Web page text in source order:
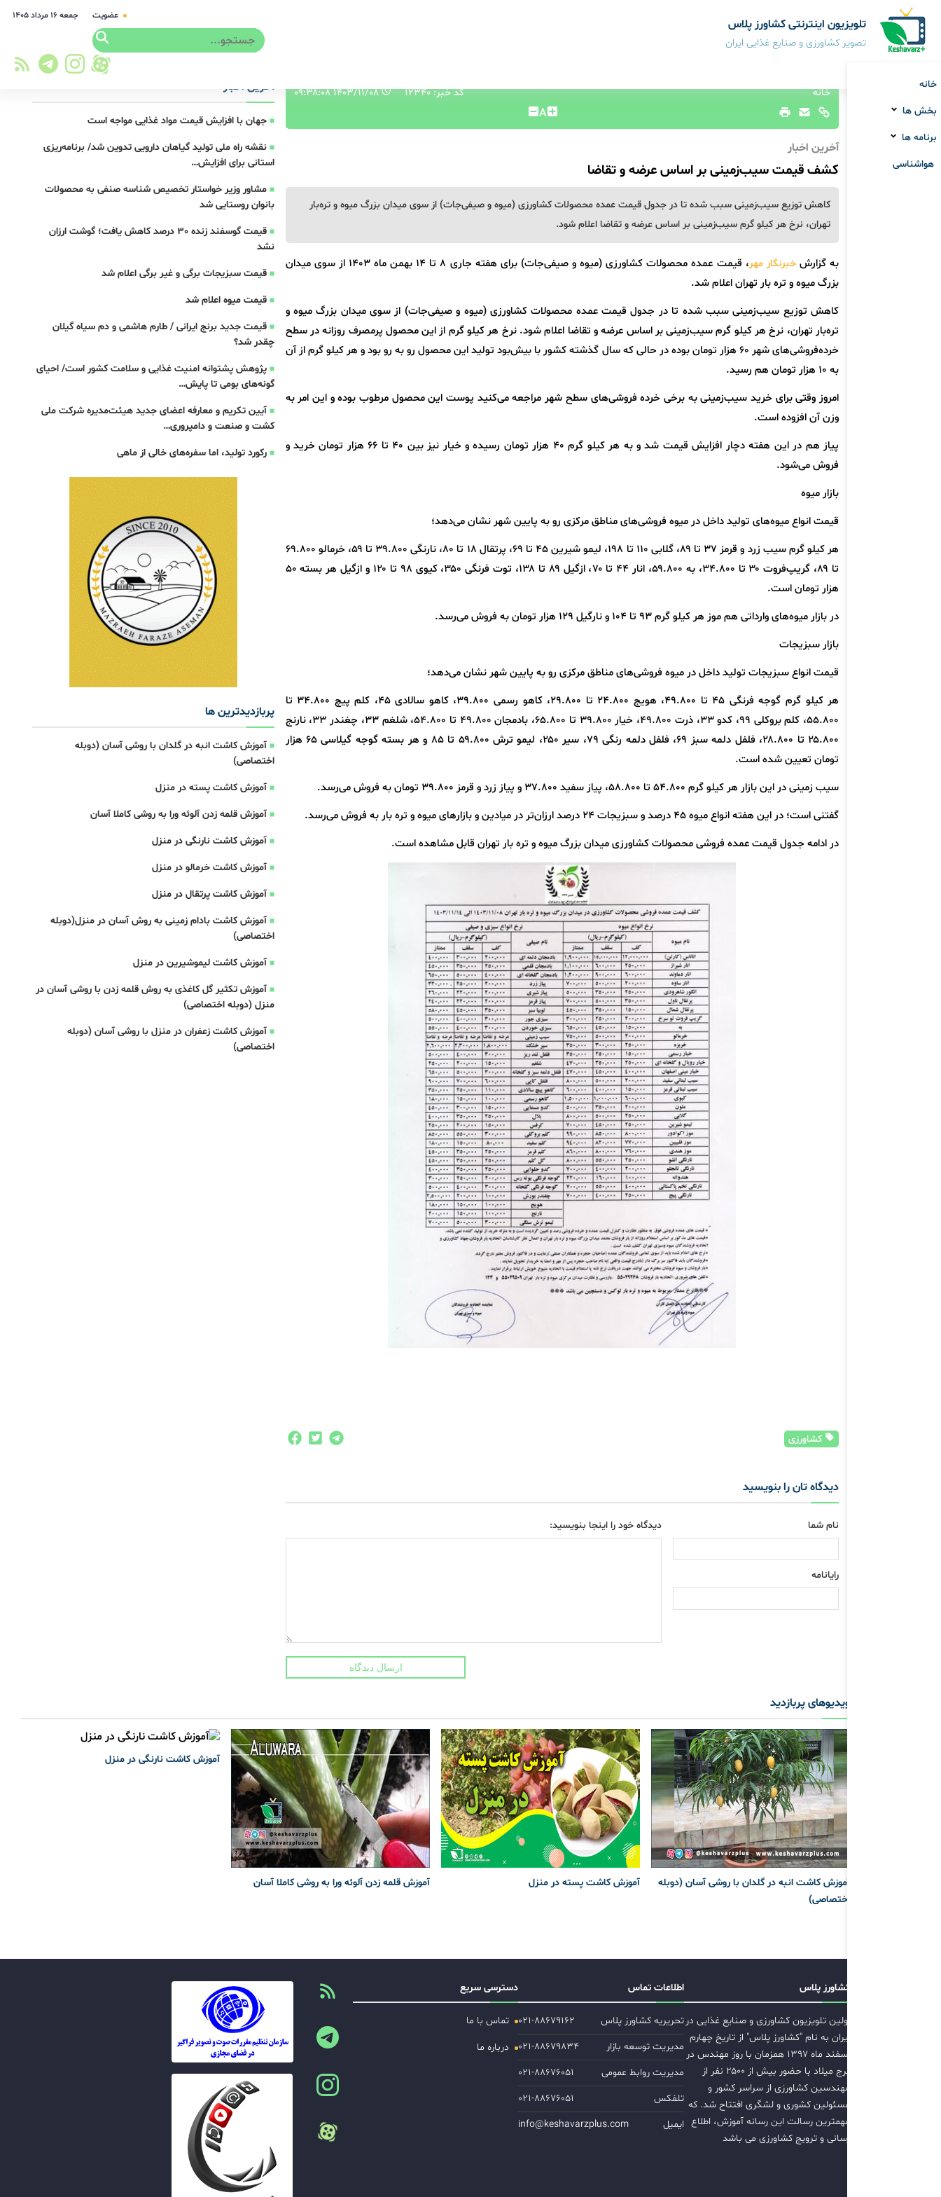
تلویزیون اینترنتی کشاورز پلاس
تصویر کشاورزی و صنایع غذایی ایران
عضویت جمعه ۱۶ مرداد ۱۴۰۵
خانه
بخش ها
برنامه ها
هواشناسی
خانه کد خبر: 12340 ۱۴۰۳/۱۱/۰۸ ۰۹:۳۸:۰۸
A
آخرین اخبار
کشف قیمت سیب‌زمینی بر اساس عرضه و تقاضا
کاهش توزیع سیب‌زمینی سبب شده تا در جدول قیمت عمده محصولات کشاورزی (میوه و صیفی‌جات) از سوی میدان بزرگ میوه و تره‌بار
تهران، نرخ هر کیلو گرم سیب‌زمینی بر اساس عرضه و تقاضا اعلام شود.
به گزارش خبرنگار مهر
، قیمت عمده محصولات کشاورزی (میوه و صیفی‌جات) برای هفته جاری ۸ تا ۱۴ بهمن ماه ۱۴۰۳ از سوی میدان
بزرگ میوه و تره بار تهران اعلام شد.
کاهش توزیع سیب‌زمینی سبب شده تا در جدول قیمت عمده محصولات کشاورزی (میوه و صیفی‌جات) از سوی میدان بزرگ میوه و
تره‌بار تهران، نرخ هر کیلو گرم سیب‌زمینی بر اساس عرضه و تقاضا اعلام شود. نرخ هر کیلو گرم از این محصول پرمصرف روزانه در سطح
خرده‌فروشی‌های شهر ۶۰ هزار تومان بوده در حالی که سال گذشته کشور با بیش‌بود تولید این محصول رو به رو بود و هر کیلو گرم از آن
به ۱۰ هزار تومان هم رسید.
امروز وقتی برای خرید سیب‌زمینی به برخی خرده فروشی‌های سطح شهر مراجعه می‌کنید پوست این محصول مرطوب بوده و این امر به
وزن آن افزوده است.
پیاز هم در این هفته دچار افزایش قیمت شد و به هر کیلو گرم ۴۰ هزار تومان رسیده و خیار نیز بین ۴۰ تا ۶۶ هزار تومان خرید و
فروش می‌شود.
بازار میوه
قیمت انواع میوه‌های تولید داخل در میوه فروشی‌های مناطق مرکزی رو به پایین شهر نشان می‌دهد؛
هر کیلو گرم سیب زرد و قرمز ۳۷ تا ۸۹، گلابی ۱۱۰ تا ۱۹۸، لیمو شیرین ۴۵ تا ۶۹، پرتقال ۱۸ تا ۸۰، نارنگی ۳۹.۸۰۰ تا ۵۹، خرمالو ۶۹.۸۰۰
تا ۸۹، گریپ‌فروت ۳۰ تا ۳۴.۸۰۰، به ۵۹.۸۰۰، انار ۴۴ تا ۷۰، ازگیل ۸۹ تا ۱۳۸، توت فرنگی ۳۵۰، کیوی ۹۸ تا ۱۲۰ و ازگیل هر بسته ۵۰
هزار تومان است.
در بازار میوه‌های وارداتی هم موز هر کیلو گرم ۹۳ تا ۱۰۴ و نارگیل ۱۲۹ هزار تومان به فروش می‌رسد.
بازار سبزیجات
قیمت انواع سبزیجات تولید داخل در میوه فروشی‌های مناطق مرکزی رو به پایین شهر نشان می‌دهد؛
هر کیلو گرم گوجه فرنگی ۴۵ تا ۴۹.۸۰۰، هویج ۲۴.۸۰۰ تا ۲۹.۸۰۰، کاهو رسمی ۳۹.۸۰۰، کاهو سالادی ۴۵، کلم پیچ ۳۴.۸۰۰ تا
۵۵.۸۰۰، کلم بروکلی ۹۹، کدو ۳۳، ذرت ۴۹.۸۰۰، خیار ۳۹.۸۰۰ تا ۶۵.۸۰۰، بادمجان ۴۹.۸۰۰ تا ۵۴.۸۰۰، شلغم ۳۳، چغندر ۳۳، نارنج
۲۵.۸۰۰ تا ۲۸.۸۰۰، فلفل دلمه سبز ۶۹، فلفل دلمه رنگی ۷۹، سیر ۲۵۰، لیمو ترش ۵۹.۸۰۰ تا ۸۵ و هر بسته گوجه گیلاسی ۶۵ هزار
تومان تعیین شده است.
سیب زمینی در این بازار هر کیلو گرم ۵۴.۸۰۰ تا ۵۸.۸۰۰، پیاز سفید ۳۷.۸۰۰ و پیاز زرد و قرمز ۳۹.۸۰۰ تومان به فروش می‌رسد.
گفتنی است؛ در این هفته انواع میوه ۴۵ درصد و سبزیجات ۲۴ درصد ارزان‌تر در میادین و بازارهای میوه و تره بار به فروش می‌رسد.
در ادامه جدول قیمت عمده فروشی محصولات کشاورزی میدان بزرگ میوه و تره بار تهران قابل مشاهده است.
کشاورزی
دیدگاه تان را بنویسید
نام شما
رایانامه
دیدگاه خود را اینجا بنویسید:
ارسال دیدگاه
آخرین اخبار
جهان با افزایش قیمت مواد غذایی مواجه است
نقشه راه ملی تولید گیاهان دارویی تدوین شد/ برنامه‌ریزی
استانی برای افزایش…
مشاور وزیر خواستار تخصیص شناسه صنفی به محصولات
بانوان روستایی شد
قیمت گوسفند زنده 30 درصد کاهش یافت؛ گوشت ارزان
نشد
قیمت سبزیجات برگی و غیر برگی اعلام شد
قیمت میوه اعلام شد
قیمت جدید برنج ایرانی / طارم هاشمی و دم سیاه گیلان
چقدر شد؟
پژوهش پشتوانه امنیت غذایی و سلامت کشور است/ احیای
گونه‌های بومی تا پایش…
آیین تکریم و معارفه اعضای جدید هیئت‌مدیره شرکت ملی
کشت و صنعت و دامپروری…
رکورد تولید، اما سفره‌های خالی از ماهی
پربازدیدترین ها
آموزش کاشت انبه در گلدان با روشی آسان (دوبله
اختصاصی)
آموزش کاشت پسته در منزل
آموزش قلمه زدن آلوئه ورا به روشی کاملا آسان
آموزش کاشت نارنگی در منزل
آموزش کاشت خرمالو در منزل
آموزش کاشت پرتقال در منزل
آموزش کاشت بادام زمینی به روش آسان در منزل(دوبله
اختصاصی)
آموزش کاشت لیموشیرین در منزل
آموزش تکثیر گل کاغذی به روش قلمه زدن با روشی آسان در
منزل (دوبله اختصاصی)
آموزش کاشت زعفران در منزل با روشی آسان (دوبله
اختصاصی)
ویدیوهای پربازدید
آموزش کاشت انبه در گلدان با روشی آسان (دوبله
اختصاصی)
آموزش کاشت پسته در منزل آموزش قلمه زدن آلوئه ورا به روشی کاملا آسان
آموزش کاشت نارنگی در منزل
کشاورز پلاس
اولین تلویزیون کشاورزی و صنایع غذایی در
ایران به نام "کشاورز پلاس" از تاریخ چهارم
اسفند ماه ۱۳۹۷ همزمان با روز مهندس در
برج میلاد با حضور بیش از ۲۵۰۰ نفر از
مهندسین کشاورزی از سراسر کشور و
مسئولین کشوری و لشگری افتتاح شد. که
مهمترین رسالت این رسانه آموزش، اطلاع
رسانی و ترویج کشاورزی می باشد
اطلاعات تماس
تحریریه کشاورز پلاس
۰۲۱-۸۸۶۷۹۱۶۲
مدیریت توسعه بازار
۰۲۱-۸۸۶۷۹۸۳۴
مدیریت روابط عمومی
۰۲۱-۸۸۶۷۶۰۵۱
تلفکس
۰۲۱-۸۸۶۷۶۰۵۱
ایمیل
info@keshavarzplus.com
دسترسی سریع
تماس با ما
درباره ما